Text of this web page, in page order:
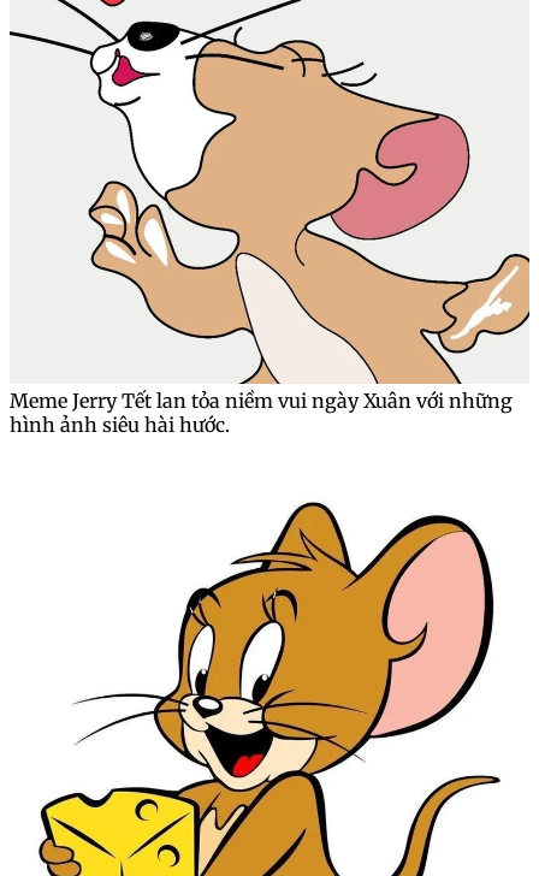
Meme Jerry Tết lan tỏa niềm vui ngày Xuân với những
hình ảnh siêu hài hước.